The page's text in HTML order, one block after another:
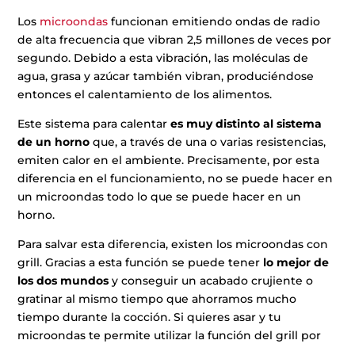
Los microondas funcionan emitiendo ondas de radio
de alta frecuencia que vibran 2,5 millones de veces por
segundo. Debido a esta vibración, las moléculas de
agua, grasa y azúcar también vibran, produciéndose
entonces el calentamiento de los alimentos.
Este sistema para calentares muy distinto al sistema
de un horno que, a través de una o varias resistencias,
emiten calor en el ambiente. Precisamente, por esta
diferencia en el funcionamiento, no se puede hacer en
un microondas todo lo que se puede hacer en un
horno.
Para salvar esta diferencia, existen los microondas con
grill. Gracias a esta función se puede tener lo mejor de
los dos mundos y conseguir un acabado crujiente o
gratinar al mismo tiempo que ahorramos mucho
tiempo durante la cocción. Si quieres asar y tu
microondas te permite utilizar la función del grill por